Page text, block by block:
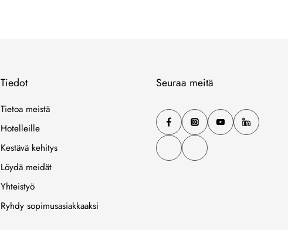
Tiedot
Tietoa meistä
Hotelleille
Kestävä kehitys
Löydä meidät
Yhteistyö
Ryhdy sopimusasiakkaaksi
Seuraa meitä